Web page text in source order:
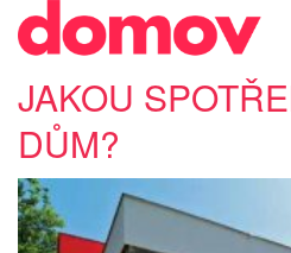
JAKOU
DŮM?